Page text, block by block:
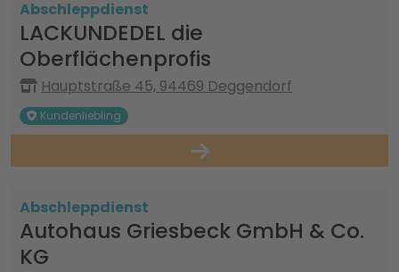
Abschleppdienst
LACKUNDEDEL die
Oberflächenprofis
Hauptstraße 45, 94469 Deggendorf
Kundenliebling
Abschleppdienst
Autohaus Griesbeck GmbH & Co.
KG